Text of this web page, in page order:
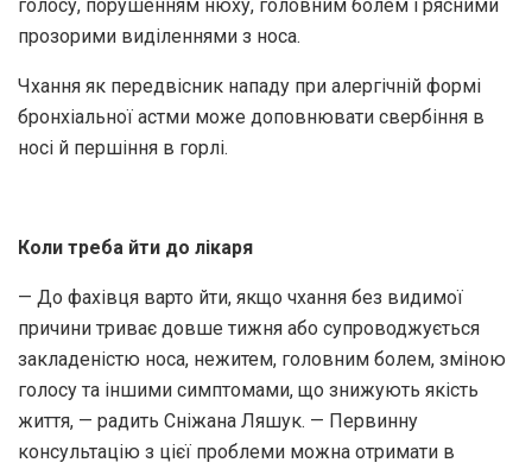
голосу, порушенням нюху, головним болем і рясними
прозорими виділеннями з носа.
Чхання як передвісник нападу при алергічній формі
бронхіальної астми може доповнювати свербіння в
носі й першіння в горлі.
Коли треба йти до лікаря
— До фахівця варто йти, якщо чхання без видимої
причини триває довше тижня або супроводжується
закладеністю носа, нежитем, головним болем, зміною
голосу та іншими симптомами, що знижують якість
життя, — радить Сніжана Ляшук. — Первинну
консультацію з цієї проблеми можна отримати в